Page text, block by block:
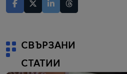
СВЪРЗАНИ
СТАТИИ